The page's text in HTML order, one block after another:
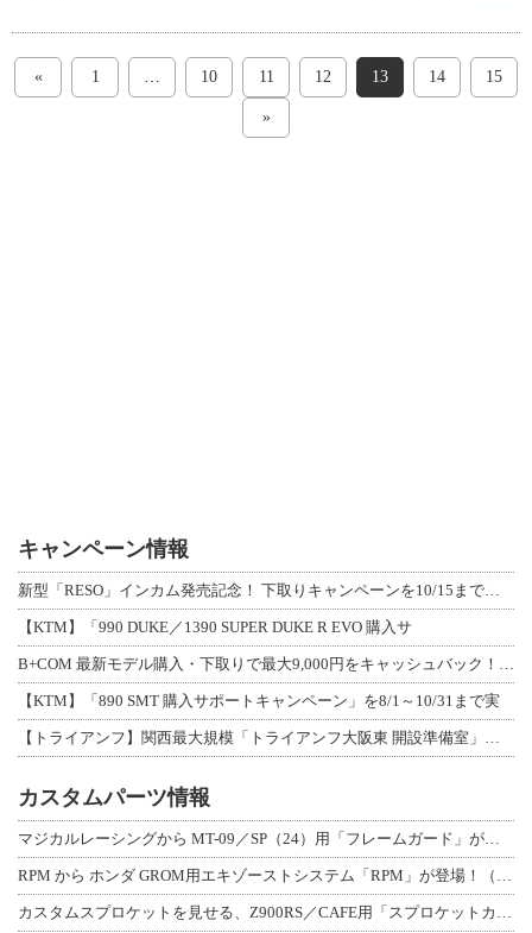
« 1 … 10 11 12 13 14 15
»
キャンペーン情報
新型「RESO」インカム発売記念！ 下取りキャンペーンを10/15まで延長して開
【KTM】「990 DUKE／1390 SUPER DUKE R EVO 購入サ
B+COM 最新モデル購入・下取りで最大9,000円をキャッシュバック！「B+F
【KTM】「890 SMT 購入サポートキャンペーン」を8/1～10/31まで実
【トライアンフ】関西最大規模「トライアンフ大阪東 開設準備室」がオープン！ 限定
カスタムパーツ情報
マジカルレーシングから MT-09／SP（24）用「フレームガード」が登場！
RPM から ホンダ GROM用エキゾーストシステム「RPM」が登場！（動画あり
カスタムスプロケットを見せる、Z900RS／CAFE用「スプロケットカバーフルキ